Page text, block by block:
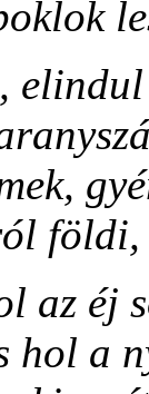
elindul
az éj
hol a